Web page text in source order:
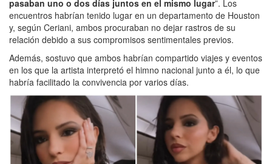
pasaban uno o dos días juntos en el mismo lugar”. Los
encuentros habrían tenido lugar en un departamento de Houston
y, según Ceriani, ambos procuraban no dejar rastros de su
relación debido a sus compromisos sentimentales previos.
Además, sostuvo que ambos habrían compartido viajes y eventos
en los que la artista interpretó el himno nacional junto a él, lo que
habría facilitado la convivencia por varios días.